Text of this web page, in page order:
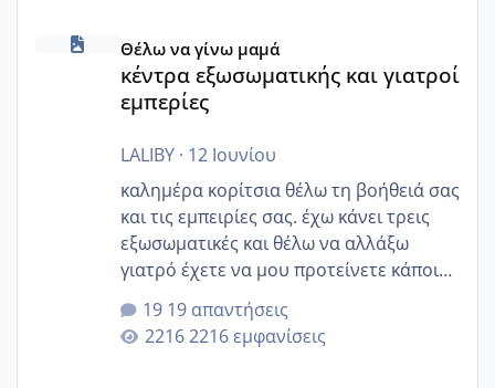
κέντρα εξωσωματικής και γιατροί εμπερίες
Θέλω να γίνω μαμά
κέντρα εξωσωματικής και γιατροί
εμπερίες
LALIBY· 12 Ιουνίου
καλημέρα κορίτσια θέλω τη βοήθειά σας
και τις εμπειρίες σας. έχω κάνει τρεις
εξωσωματικές και θέλω να αλλάξω
γιατρό έχετε να μου προτείνετε κάποιον
που μείνατε ευχαριστημένες και είχατε
επιιτυχία? έκανα στο υγεία με τον
ζερβομανωλάκη (δεν το εψαξε καθόλου
19 απαντήσεις
2216 εμφανίσεις